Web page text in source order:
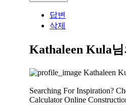
답변
삭제
Kathaleen Kula
Kathaleen
Searching For Inspiration?
Calculator Online